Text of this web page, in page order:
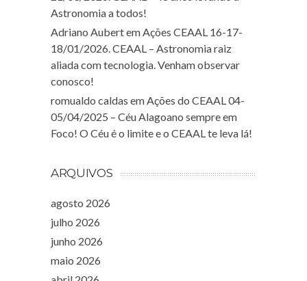
Astronomia a todos!
Adriano Aubertem Ações CEAAL 16-17-
18/01/2026. CEAAL – Astronomia raiz
aliada com tecnologia. Venham observar
conosco!
romualdo caldas em Ações do CEAAL 04-
05/04/2025 – Céu Alagoano sempre em
Foco! O Céu é o limite e o CEAAL te leva lá!
ARQUIVOS
agosto 2026
julho 2026
junho 2026
maio 2026